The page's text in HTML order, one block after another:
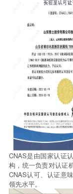
CNAS是由国家认证
构，统一负责对认证
CNAS认可、认证意
领先水平。